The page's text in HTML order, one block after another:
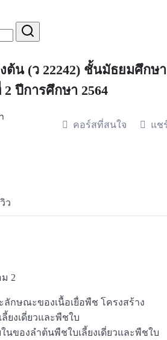
ต้น (ว 22242) ชั้นมัธยมศึกษา
ปีการศึกษา 2564
คอร์สที่สนใจ แช
ว
2
กษณะของเนื้อเยื่อพืช โครงสร้าง
ยงเดี่ยวและพืชใบ
นของลำต้นพืชใบเลี้ยงเดี่ยวและพืชใบ